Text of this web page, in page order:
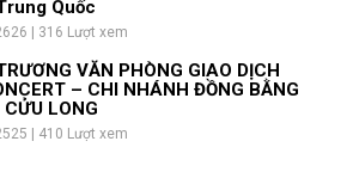
Quốc
| 316 Lượt xem
VĂN PHÒNG GIAO DỊCH
– CHI NHÁNH ĐỒNG BẰNG
CỬU LONG
| 410 Lượt xem